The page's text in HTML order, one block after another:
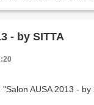
- by SITTA